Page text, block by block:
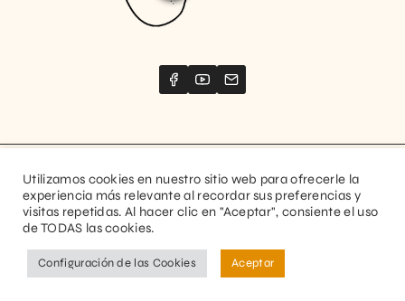
Website created byStimize
© 2026 Guitaranthem. All rights reserved.
Privacy Policy Terms and Conditions
Utilizamos cookies en nuestro sitio web para ofrecerle la
experiencia más relevante al recordar sus preferencias y
visitas repetidas. Al hacer clic en "Aceptar", consiente el uso
de TODAS las cookies.
Configuración de las Cookies Aceptar